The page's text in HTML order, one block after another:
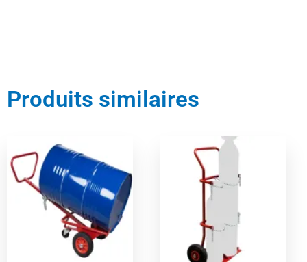
Produits similaires
initial
était :
333,00 €.
Le
prix
actuel
est :
316,00 €.
Le
actuel
est :